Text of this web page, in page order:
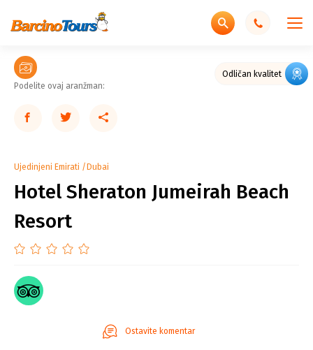
Odličan kvalitet
Podelite ovaj aranžman:
Ujedinjeni Emirati Dubai
Hotel Sheraton Jumeirah Beach
Resort
Ostavite komentar